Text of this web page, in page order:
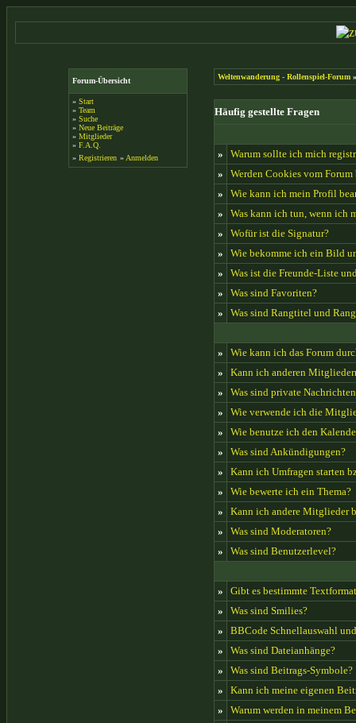
Forum-Übersicht
» Start
» Team
» Suche
» Neue Beiträge
» Mitglieder
» F.A.Q.
» Registrieren » Anmelden
Weltenwanderung - Rollenspiel-Forum
Häufig gestellte Fragen
»
Warum sollte ich mich
»
Werden Cookies vom Forum
»
Wie kann ich mein Profil
»
Was kann ich tun, wenn ich
»
Wofür ist die Signatur?
»
Wie bekomme ich ein Bild
»
Was ist die Freunde-Liste
»
Was sind Favoriten?
»
Was sind Rangtitel und
»
Wie kann ich das Forum
»
Kann ich anderen
»
Was sind private
»
Wie verwende ich die
»
Wie benutze ich den
»
Was sind Ankündigungen?
»
Kann ich Umfragen starten
»
Wie bewerte ich ein Thema?
»
Kann ich andere Mitglieder
»
Was sind Moderatoren?
»
Was sind Benutzerlevel?
»
Gibt es bestimmte
»
Was sind Smilies?
»
BBCode Schnellauswahl
»
Was sind Dateianhänge?
»
Was sind Beitrags-Symbole?
»
Kann ich meine eigenen
»
Warum werden in meinem